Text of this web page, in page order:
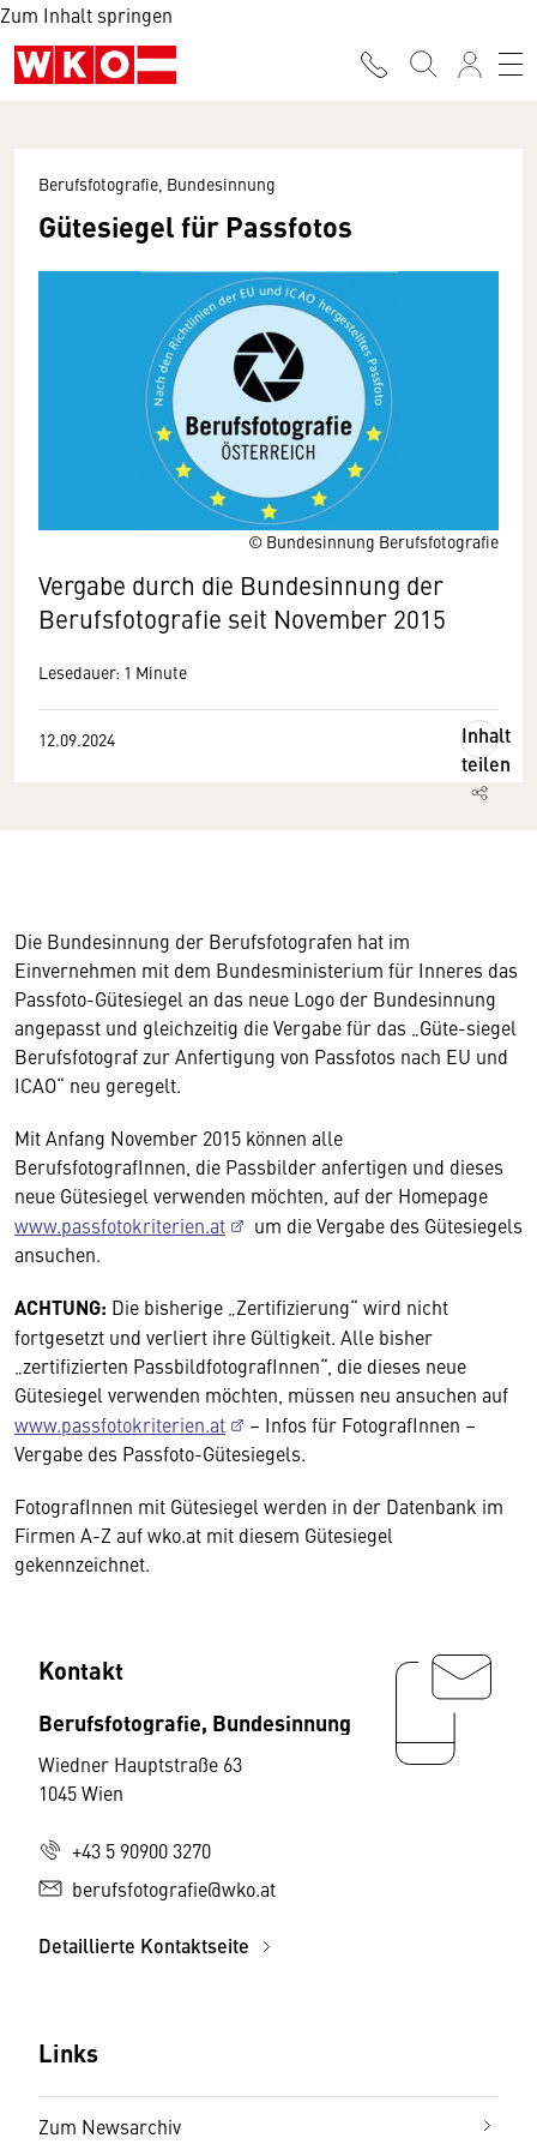
Zum Inhalt springen
© Bundesinnung Berufsfotografie
Berufsfotografie, Bundesinnung
Gütesiegel für Passfotos
Vergabe durch die Bundesinnung der
Berufsfotografie seit November 2015
Lesedauer: 1 Minute
12.09.2024
Inhalt
teilen
Die Bundesinnung der Berufsfotografen hat im
Einvernehmen mit dem Bundesministerium für Inneres das
Passfoto-Gütesiegel an das neue Logo der Bundesinnung
angepasst und gleichzeitig die Vergabe für das „Güte-siegel
Berufsfotograf zur Anfertigung von Passfotos nach EU und
ICAO“ neu geregelt.
Mit Anfang November 2015 können alle
BerufsfotografInnen, die Passbilder anfertigen und dieses
neue Gütesiegel verwenden möchten, auf der Homepage
www.passfotokriterien.at
um die Vergabe des Gütesiegels
ansuchen.
ACHTUNG: Die bisherige „Zertifizierung“ wird nicht
fortgesetzt und verliert ihre Gültigkeit. Alle bisher
„zertifizierten PassbildfotografInnen“, die dieses neue
Gütesiegel verwenden möchten, müssen neu ansuchen auf
www.passfotokriterien.at
– Infos für FotografInnen –
Vergabe des Passfoto-Gütesiegels.
FotografInnen mit Gütesiegel werden in der Datenbank im
Firmen A-Z auf wko.at mit diesem Gütesiegel
gekennzeichnet.
Kontakt
Berufsfotografie, Bundesinnung
Wiedner Hauptstraße 63
1045 Wien
+43 5 90900 3270
berufsfotografie@wko.at
Detaillierte Kontaktseite
Links
Zum Newsarchiv